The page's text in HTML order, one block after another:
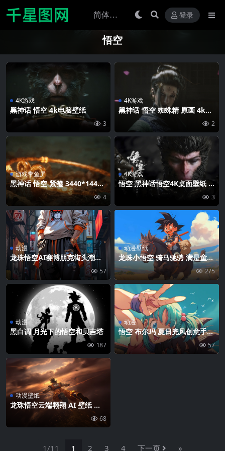
登录
悟空
4K游戏
黑神话 悟空 4k电脑壁纸
3
4K游戏
黑神话 悟空 蜘蛛精 原画 4k壁
2
游戏带鱼屏
黑神话 悟空 紧箍 3440*1440
带鱼屏壁纸 优六壁纸
4
4K游戏
悟空 黑神话悟空4K桌面壁纸 3
840×2160
3
动漫
龙珠悟空AI赛博朋克街头潮服
形象
57
动漫壁纸
龙珠小悟空 骑马驰骋 满是童年
回忆的壁纸
275
动漫
黑白调 月光下的悟空和贝吉塔
187
动漫
悟空 布尔玛 夏日兜风创意手机
壁纸免费下载
57
动漫壁纸
龙珠悟空云端翱翔 AI 壁纸 电
脑桌面焕新
68
1/11 1 2 3 4 下一页 »